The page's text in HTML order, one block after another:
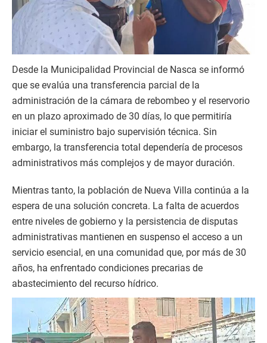
Desde la Municipalidad Provincial de Nasca se informó
que se evalúa una transferencia parcial de la
administración de la cámara de rebombeo y el reservorio
en un plazo aproximado de 30 días, lo que permitiría
iniciar el suministro bajo supervisión técnica. Sin
embargo, la transferencia total dependería de procesos
administrativos más complejos y de mayor duración.
Mientras tanto, la población de Nueva Villa continúa a la
espera de una solución concreta. La falta de acuerdos
entre niveles de gobierno y la persistencia de disputas
administrativas mantienen en suspenso el acceso a un
servicio esencial, en una comunidad que, por más de 30
años, ha enfrentado condiciones precarias de
abastecimiento del recurso hídrico.